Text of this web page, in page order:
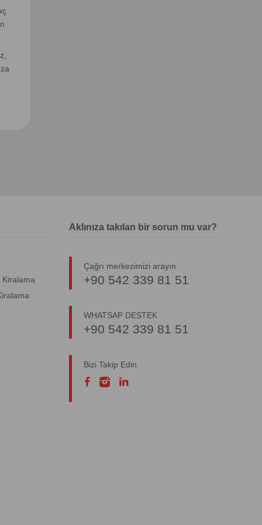
Kiralama
Aklınıza takılan bir sorun mu var?
Çağrı merkezimizi arayın
+90 542 339 81 51
WHATSAP DESTEK
+90 542 339 81 51
Bizi Takip Edin